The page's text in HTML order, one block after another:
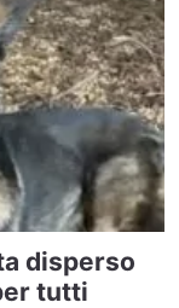
disperso
tutti